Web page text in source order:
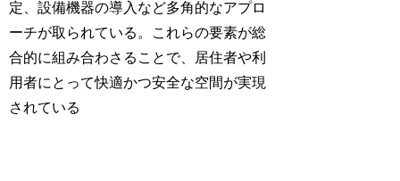
定、設備機器の導入など多角的なアプロ
ーチが取られている。これらの要素が総
合的に組み合わさることで、居住者や利
用者にとって快適かつ安全な空間が実現
されている